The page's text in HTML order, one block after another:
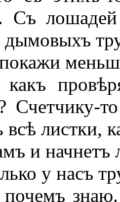
Съ
дымовыхъ
Счетчику-
всѣ листки,
и начнетъ
у насъ
знаю.